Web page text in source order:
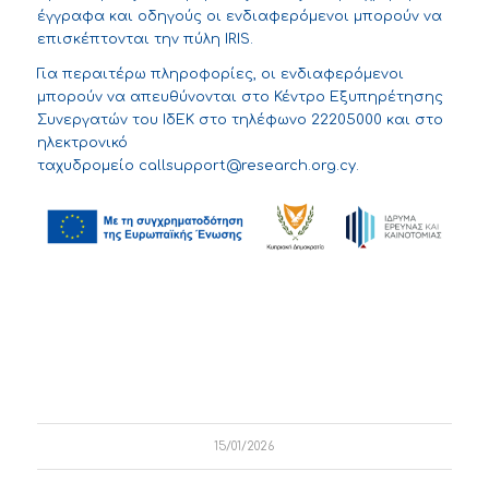
έγγραφα και οδηγούς οι ενδιαφερόμενοι μπορούν να
επισκέπτονται την πύλη IRIS.
Για περαιτέρω πληροφορίες, οι ενδιαφερόμενοι
μπορούν να απευθύνονται στο Κέντρο Εξυπηρέτησης
Συνεργατών του ΙδΕΚ στο τηλέφωνο 22205000 και στο
ηλεκτρονικό
ταχυδρομείο callsupport@research.org.cy.
15/01/2026